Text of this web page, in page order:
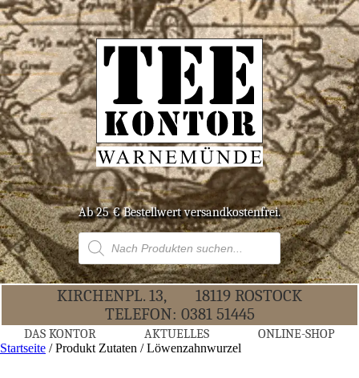
Ab 25 € Bestell­wert versandkostenfrei.
Products
search
KIR­CHEN­PL. 13,
18119 ROS­TOCK
TELE­FON: 0381 51445
DAS KON­TOR AKTU­EL­LES ONLINE-SHOP
Startseite / Produkt Zutaten / Löwenzahnwurzel